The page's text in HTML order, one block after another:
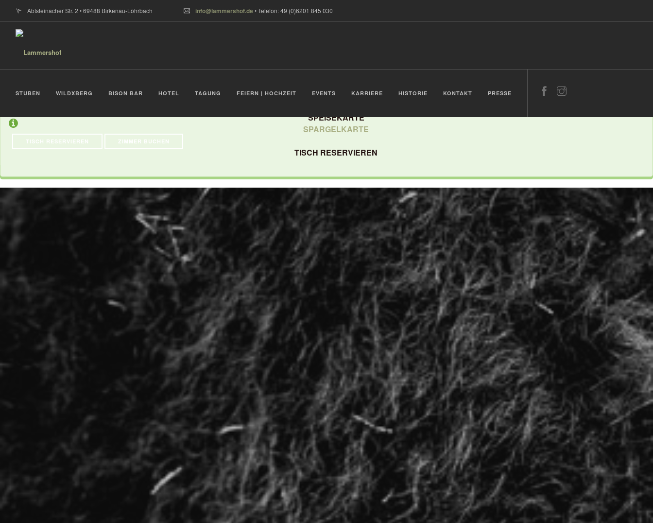
Abtsteinacher Str. 2 • 69488 Birkenau-Löhrbach info@lammershof.de • Telefon: 49 (0)6201 845 030
STUBEN WILDXBERG BISON BAR HOTEL TAGUNG FEIERN | HOCHZEIT EVENTS KARRIERE HISTORIE KONTAKT PRESSE
TISCH RESERVIEREN ZIMMER BUCHEN
Montags: Bison-Burger-Tag
SPEISEKARTE
SPARGELKARTE
TISCH RESERVIEREN